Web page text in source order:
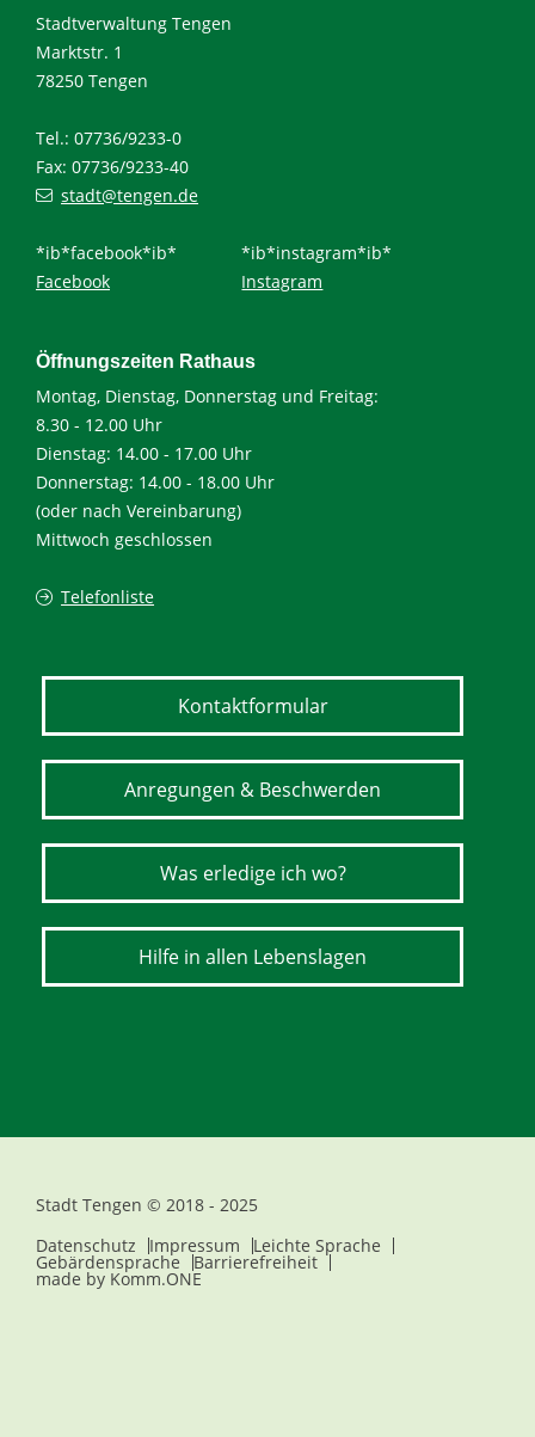
Stadtverwaltung Tengen
Marktstr. 1
78250 Tengen
Tel.: 07736/9233-0
Fax: 07736/9233-40
stadt@tengen.de
*ib*facebook*ib*
Facebook
*ib*instagram*ib*
Instagram
Öffnungszeiten Rathaus
Montag, Dienstag, Donnerstag und Freitag:
8.30 - 12.00 Uhr
Dienstag: 14.00 - 17.00 Uhr
Donnerstag: 14.00 - 18.00 Uhr
(oder nach Vereinbarung)
Mittwoch geschlossen
Telefonliste
Kontaktformular
Anregungen & Beschwerden
Was erledige ich wo?
Hilfe in allen Lebenslagen
Stadt Tengen © 2018 - 2025
Datenschutz
Impressum Leichte Sprache
Gebärdensprache Barrierefreiheit
made by Komm.ONE